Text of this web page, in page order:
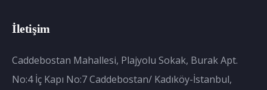
İletişim
Caddebostan Mahallesi, Plajyolu Sokak, Burak Apt.
No:4 İç Kapı No:7 Caddebostan/ Kadıköy-İstanbul,